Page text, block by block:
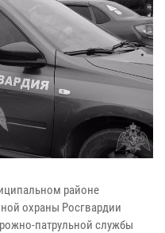
районе
охраны Росгвардии
патрульной службы